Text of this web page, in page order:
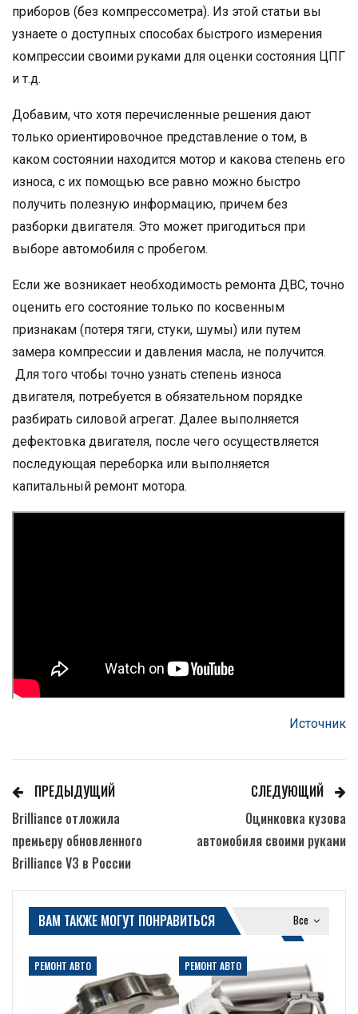
приборов (без компрессометра). Из этой статьи вы
узнаете о доступных способах быстрого измерения
компрессии своими руками для оценки состояния ЦПГ
и т.д.
Добавим, что хотя перечисленные решения дают
только ориентировочное представление о том, в
каком состоянии находится мотор и какова степень его
износа, с их помощью все равно можно быстро
получить полезную информацию, причем без
разборки двигaтeля. Это может пригодиться при
выборе автомобиля с пробегом.
Если же возникает необходимость ремонта ДВС, точно
оценить его состояние только по косвенным
признакам (потеря тяги, стуки, шумы) или путем
замера компрессии и давления масла, не получится.
Для того чтобы точно узнать степень износа
двигателя, потребуется в обязательном порядке
разбирать силовой агрегат. Далее выполняется
дефектовка двигателя, после чего осуществляется
последующая переборка или выполняется
капитальный ремонт мотора.
Источник
ПРЕДЫДУЩИЙ
Brilliance отложила
премьеру обновленного
Brilliance V3 в России
СЛЕДУЮЩИЙ
Оцинковка кузова
автомобиля своими руками
Все
ВАМ ТАКЖЕ МОГУТ ПОНРАВИТЬСЯ
РЕМОНТ АВТО РЕМОНТ АВТО